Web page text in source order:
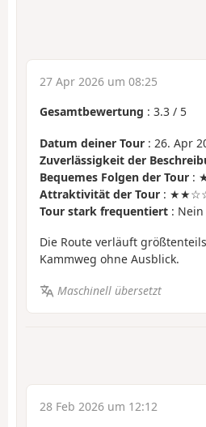
27 Apr 2026 um 08:25
Gesamtbewertung : 3.3 / 5
Datum deiner Tour : 26. Apr
Zuverlässigkeit der
Bequemes Folgen der Tour :
Attraktivität der Tour :
Tour stark frequentiert : Nein
Die Route verläuft
Kammweg ohne Ausblick.
Maschinell übersetzt
28 Feb 2026 um 12:12